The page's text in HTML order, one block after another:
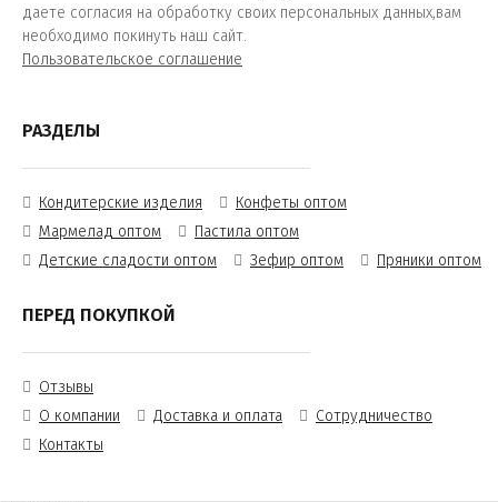
даете согласия на обработку своих персональных данных,вам
необходимо покинуть наш сайт.
Пользовательское соглашение
РАЗДЕЛЫ
Кондитерские изделия
Конфеты оптом
Мармелад оптом
Пастила оптом
Детские сладости оптом
Зефир оптом Пряники оптом
ПЕРЕД ПОКУПКОЙ
Отзывы
О компании
Доставка и оплата
Сотрудничество
Контакты